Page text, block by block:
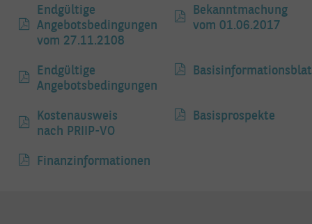
Endgültige
Angebotsbedingungen
vom 27.11.2108
Bekanntmachung
vom 01.06.2017
Endgültige
Angebotsbedingungen
Kostenausweis
nach PRIIP-VO
Basisprospekte
Finanzinformationen